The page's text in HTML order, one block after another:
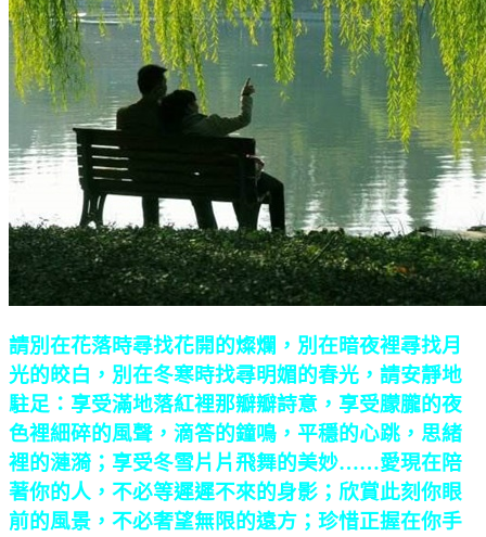
請別在花落時尋找花開的燦爛，別在暗夜裡尋找月
光的皎白，別在冬寒時找尋明媚的春光，請安靜地
駐足：享受滿地落紅裡那瓣瓣詩意，享受朦朧的夜
色裡細碎的風聲，滴答的鐘鳴，平穩的心跳，思緒
裡的漣漪；享受冬雪片片飛舞的美妙……愛現在陪
著你的人，不必等遲遲不來的身影；欣賞此刻你眼
前的風景，不必奢望無限的遠方；珍惜正握在你手